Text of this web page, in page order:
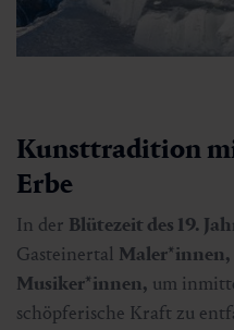
Kunsttradition
Erbe
In der Blütezeit des 19.
Gasteinertal
Musiker*innen, um
schöpferische Kraft zu